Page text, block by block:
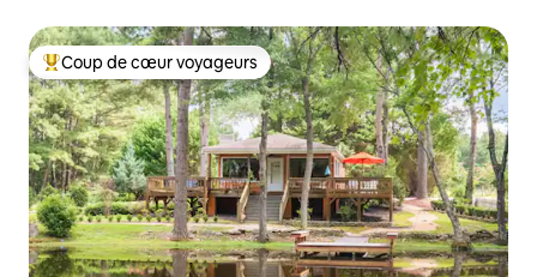
Coups de cœur voyageurs les plus appréciés
Coup de cœur voyageurs